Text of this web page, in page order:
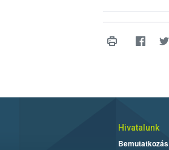
Hivatalunk
Bemutatkozás